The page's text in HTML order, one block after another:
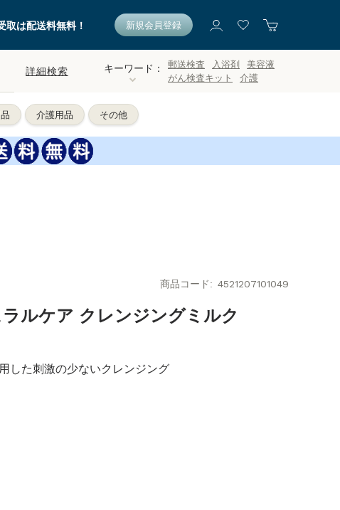
取は配送料無料！ 新規会員登録
詳細検索 キーワード： 郵送検査 入浴剤
美容液
がん検査キット
介護
介護用品 その他
商品コード 4521207101049
した刺激の少ないクレンジング
ルケア クレンジングミルク